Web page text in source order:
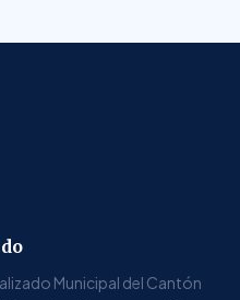
Municipal del Cantón